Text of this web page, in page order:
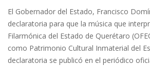
El Gobernador del Estado, Francisco
declaratoria para que la música que
Filarmónica del Estado de Querétaro
como Patrimonio Cultural Inmaterial del
declaratoria se publicó en el periódico